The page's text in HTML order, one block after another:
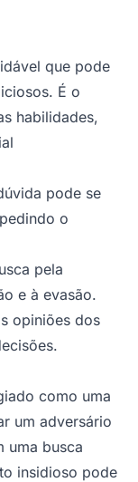
que pode
É o
habilidades,
pode se
o
pela
e à evasão.
opiniões dos
como uma
um adversário
uma busca
insidioso pode